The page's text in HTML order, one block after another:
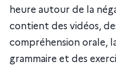
heure autour de la
contient des vidéos,
compréhension orale,
grammaire et des